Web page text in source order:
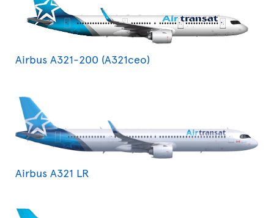
Airbus A321-200 (A321ceo)
Airbus A321 LR